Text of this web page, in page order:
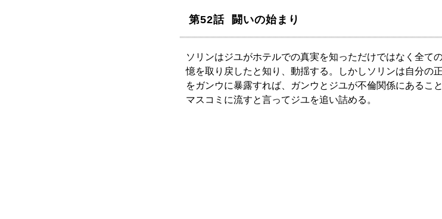
第52話 闘いの始まり
ソリンはジユがホテルでの真実を知っただけではなく全て
憶を取り戻したと知り、動揺する。しかしソリンは自分の
をガンウに暴露すれば、ガンウとジユが不倫関係にあるこ
マスコミに流すと言ってジユを追い詰める。